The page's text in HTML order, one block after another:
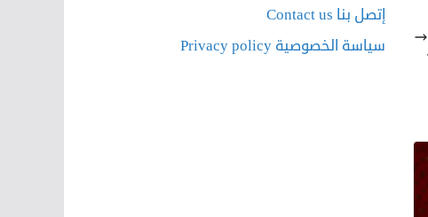
إتصل بنا Contact us
سياسة الخصوصية Privacy policy